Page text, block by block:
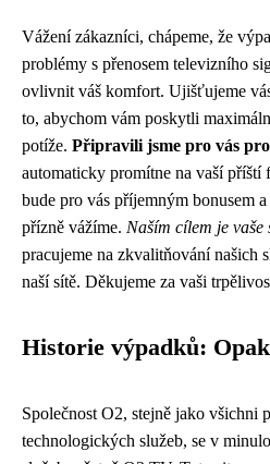
Vážení zákazníci, chápeme, že
problémy s přenosem televizního
ovlivnit váš komfort. Ujišťujeme
to, abychom vám poskytli
potíže. Připravili jsme pro vás
automaticky promítne na vaší příští
bude pro vás příjemným bonusem
přízně vážíme. Naším cílem je vaše
pracujeme na zkvalitňování našich
naší sítě. Děkujeme za vaši
Historie výpadků:
Společnost O2, stejně jako všichni
technologických služeb, se v